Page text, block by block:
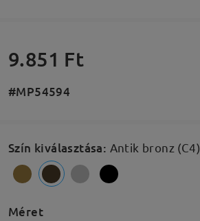
9.851 Ft
#MP54594
Szín kiválasztása: Antik bronz (C4)
Méret